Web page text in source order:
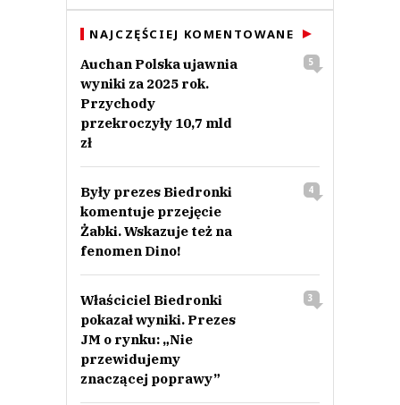
NAJCZĘŚCIEJ KOMENTOWANE
Auchan Polska ujawnia
wyniki za 2025 rok.
Przychody
przekroczyły 10,7 mld
zł
5
Były prezes Biedronki
komentuje przejęcie
Żabki. Wskazuje też na
fenomen Dino!
4
Właściciel Biedronki
pokazał wyniki. Prezes
JM o rynku: „Nie
przewidujemy
znaczącej poprawy”
3